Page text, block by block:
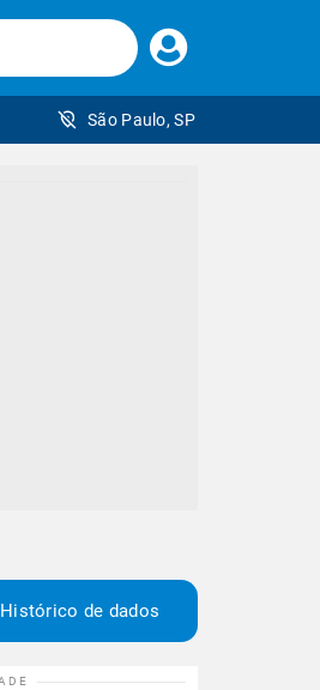
Faça
seu
São Paulo, SP
Histórico de dados